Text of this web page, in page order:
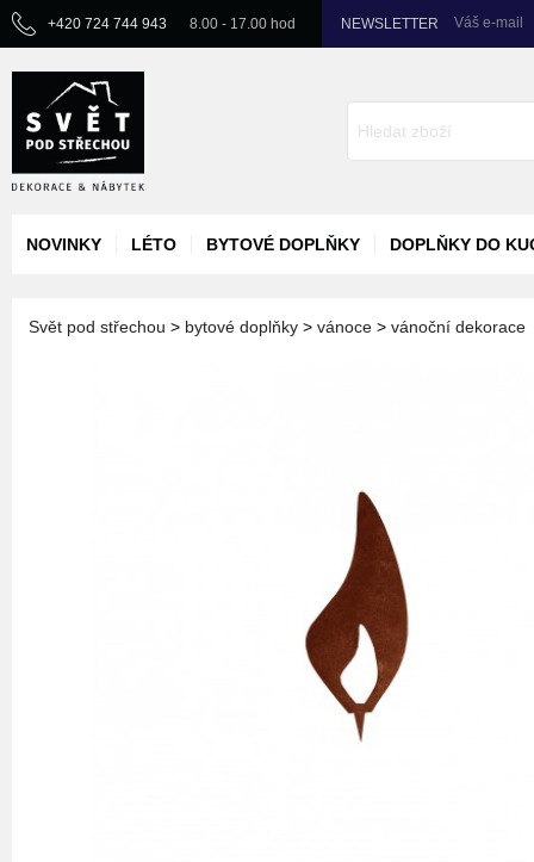
+420 724 744 943 8.00 - 17.00 hod NEWSLETTER Váš e-mail
NOVINKY LÉTO BYTOVÉ DOPLŇKY DOPLŇKY DO
Svět pod střechou > bytové doplňky > vánoce > vánoční dekorace